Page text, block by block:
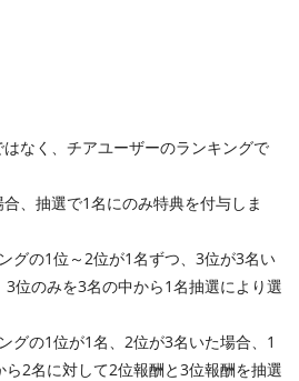
なく、チアユーザーのランキングで
、抽選で1名にのみ特典を付与しま
グの1位～2位が1名ずつ、3位が3名い
位のみを3名の中から1名抽選により選
グの1位が1名、2位が3名いた場合、1
2名に対して2位報酬と3位報酬を抽選